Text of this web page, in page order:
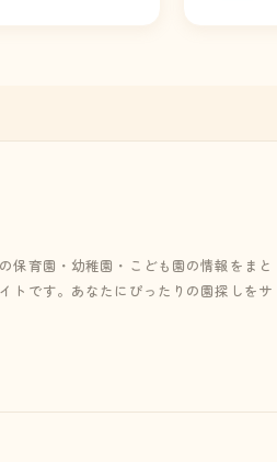
保育園・幼稚園・こども園の情報をまと
トです。あなたにぴったりの園探しをサ